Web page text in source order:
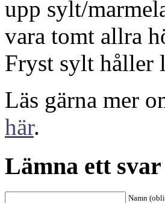
upp sylt/
vara tomt allra
Fryst sylt håller
Läs gärna mer
här.
Lämna ett svar
Namn